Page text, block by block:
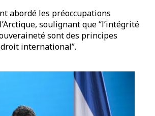
abordé les préoccupations
soulignant que “l’intégrité
sont des principes
international”.